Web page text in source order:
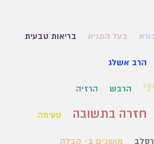
בעל התניא בריאות טבעית
הרב אשלג
הרבש הרזיה
חזרה בתשובה טעימה
מושגים ב- קבלה